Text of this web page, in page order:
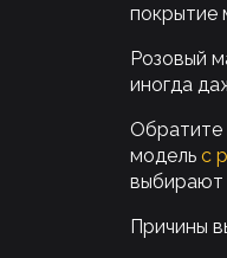
покрытие
Розовый
иногда
Обратите
модель с
выбирают
Причины